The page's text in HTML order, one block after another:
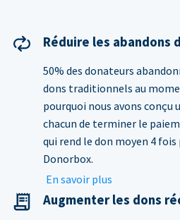
Réduire les abandons
50% des donateurs
dons traditionnels au
pourquoi nous avons conçu
chacun de terminer le
qui rend le don moyen 4 fois
Donorbox.
En savoir plus
Augmenter les dons